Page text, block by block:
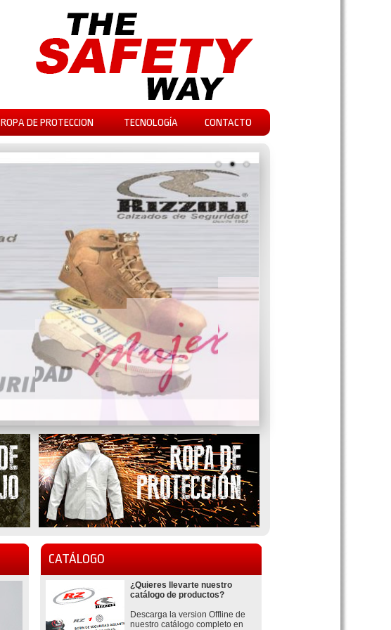
ROPA DE PROTECCION TECNOLOGÍA CONTACTO
CATÁLOGO
¿Quieres llevarte nuestro
catálogo de productos?
Descarga la version Offline de
nuestro catálogo completo en